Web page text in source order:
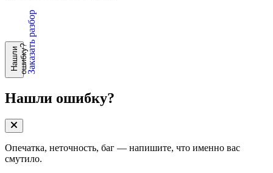
Н
а
ш
л
и
о
ш
и
б
к
у?Заказать разбор
Нашли ошибку?
Опечатка, неточность, баг — напишите, что именно вас
смутило.